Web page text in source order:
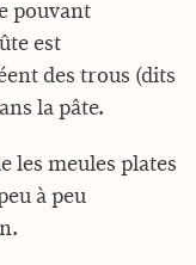
pouvant
est
des trous (dits
la pâte.
les meules plates
à peu